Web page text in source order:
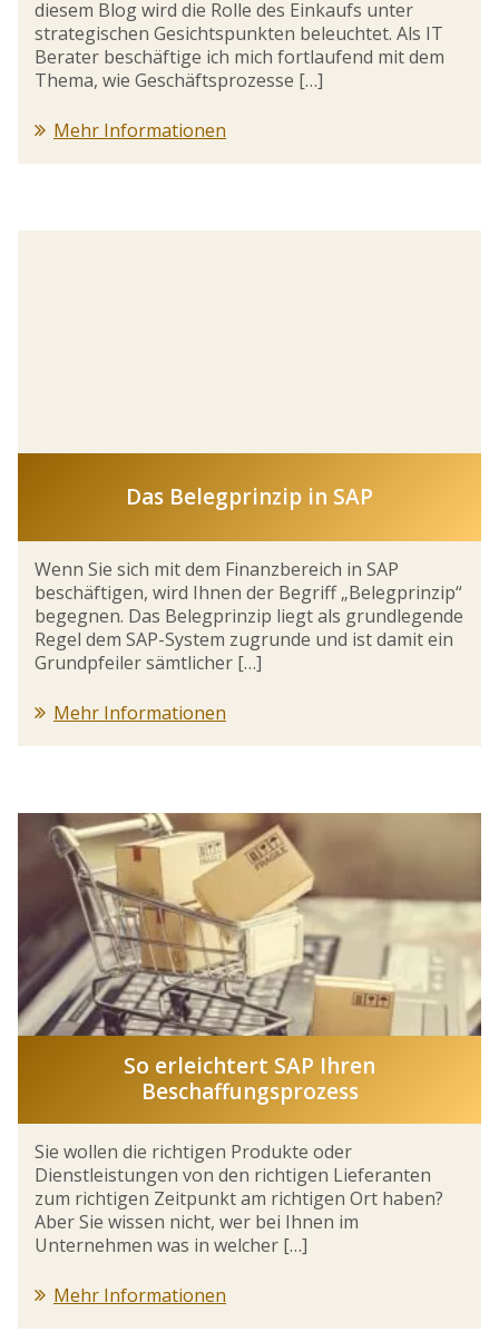
diesem Blog wird die Rolle des Einkaufs unter
strategischen Gesichtspunkten beleuchtet. Als IT
Berater beschäftige ich mich fortlaufend mit dem
Thema, wie Geschäftsprozesse […]
Mehr Informationen
Das Belegprinzip in SAP
Wenn Sie sich mit dem Finanzbereich in SAP
beschäftigen, wird Ihnen der Begriff „Belegprinzip“
begegnen. Das Belegprinzip liegt als grundlegende
Regel dem SAP-System zugrunde und ist damit ein
Grundpfeiler sämtlicher […]
Mehr Informationen
So erleichtert SAP Ihren
Beschaffungsprozess
Sie wollen die richtigen Produkte oder
Dienstleistungen von den richtigen Lieferanten
zum richtigen Zeitpunkt am richtigen Ort haben?
Aber Sie wissen nicht, wer bei Ihnen im
Unternehmen was in welcher […]
Mehr Informationen